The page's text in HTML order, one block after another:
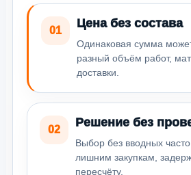
01
Цена без состава
Одинаковая сумма
разный объём работ,
доставки.
02
Решение без
Выбор без вводных
лишним закупкам,
пересчёту.